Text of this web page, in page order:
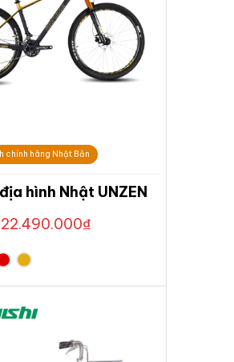
chính hãng Nhật Bản
hình Nhật UNZEN
22.490.000₫